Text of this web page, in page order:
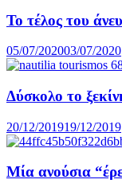
Το τέλος του
05/07/202003/07/2020
Δύσκολο το
20/12/201919/12/2019
Μία ανούσια